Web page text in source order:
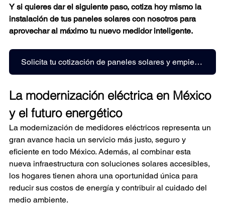
Y si quieres dar el siguiente paso, cotiza hoy mismo la
instalación de tus paneles solares con nosotros para
aprovechar al máximo tu nuevo medidor inteligente.
Solicita tu cotización de paneles solares y empieza a ahorrar hoy mismo.
La modernización eléctrica en México
y el futuro energético
La modernización de medidores eléctricos representa un
gran avance hacia un servicio más justo, seguro y
eficiente en todo México. Además, al combinar esta
nueva infraestructura con soluciones solares accesibles,
los hogares tienen ahora una oportunidad única para
reducir sus costos de energía y contribuir al cuidado del
medio ambiente.